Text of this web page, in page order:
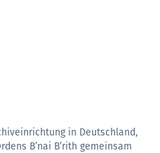
in Deutschland,
B’nai B’rith gemeinsam